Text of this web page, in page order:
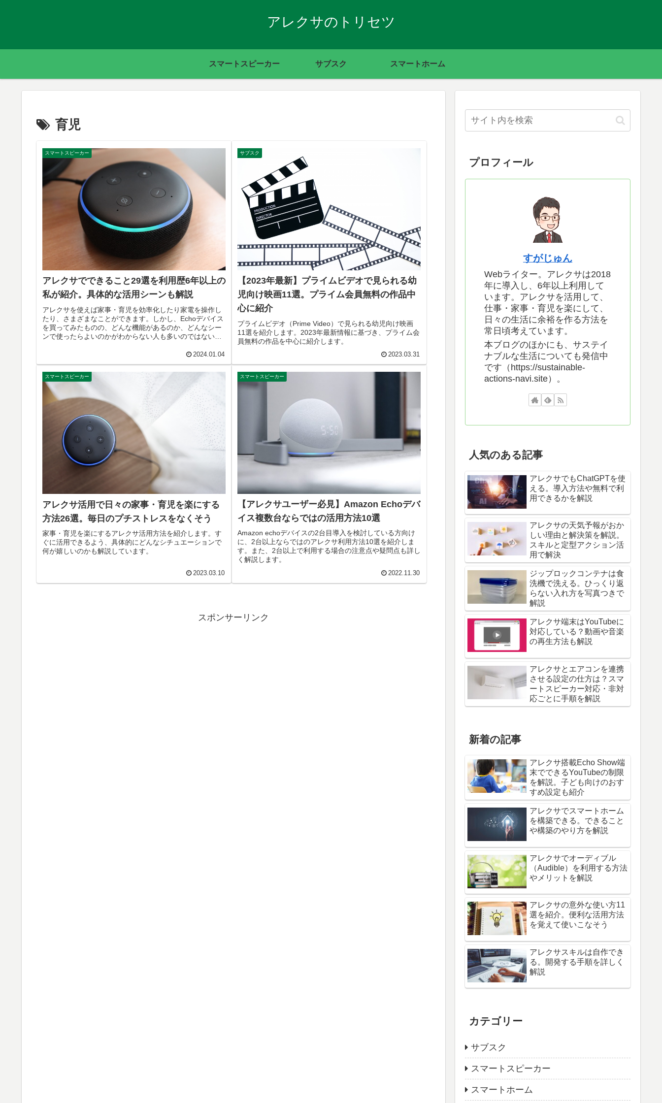
アレクサのトリセツ
スマートスピーカー サブスク スマートホーム
育児
スマートスピーカー
アレクサでできること29選を利用歴6年以上の
私が紹介。具体的な活用シーンも解説
アレクサを使えば家事・育児を効率化したり家電を操作し
たり、さまざまなことができます。しかし、Echoデバイス
を買ってみたものの、どんな機能があるのか、どんなシー
ンで使ったらよいのかがわからない人も多いのではないで
2024.01.04
サブスク
【2023年最新】プライムビデオで見られる幼
児向け映画11選。プライム会員無料の作品中
心に紹介
プライムビデオ（Prime Video）で見られる幼児向け映画
11選を紹介します。2023年最新情報に基づき、プライム会
員無料の作品を中心に紹介します。
2023.03.31
スマートスピーカー
アレクサ活用で日々の家事・育児を楽にする
方法26選。毎日のプチストレスをなくそう
家事・育児を楽にするアレクサ活用方法を紹介します。す
ぐに活用できるよう、具体的にどんなシチュエーションで
何が嬉しいのかも解説しています。
2023.03.10
スマートスピーカー
【アレクサユーザー必見】Amazon Echoデバ
イス複数台ならではの活用方法10選
Amazon echoデバイスの2台目導入を検討している方向け
に、2台以上ならではのアレクサ利用方法10選を紹介しま
す。また、2台以上で利用する場合の注意点や疑問点も詳し
く解説します。
2022.11.30
スポンサーリンク
プロフィール
すがじゅん
Webライター。アレクサは2018
年に導入し、6年以上利用して
います。アレクサを活用して、
仕事・家事・育児を楽にして、
日々の生活に余裕を作る方法を
常日頃考えています。
本ブログのほかにも、サステイ
ナブルな生活についても発信中
です（https://sustainable-
actions-navi.site）。
人気のある記事
アレクサでもChatGPTを使
える。導入方法や無料で利
用できるかを解説
アレクサの天気予報がおか
しい理由と解決策を解説。
スキルと定型アクション活
用で解決
ジップロックコンテナは食
洗機で洗える。ひっくり返
らない入れ方を写真つきで
解説
アレクサ端末はYouTubeに
対応している？動画や音楽
の再生方法も解説
アレクサとエアコンを連携
させる設定の仕方は？スマ
ートスピーカー対応・非対
応ごとに手順を解説
新着の記事
アレクサ搭載Echo Show端
末でできるYouTubeの制限
を解説。子ども向けのおす
すめ設定も紹介
アレクサでスマートホーム
を構築できる。できること
や構築のやり方を解説
アレクサでオーディブル
（Audible）を利用する方法
やメリットを解説
アレクサの意外な使い方11
選を紹介。便利な活用方法
を覚えて使いこなそう
アレクサスキルは自作でき
る。開発する手順を詳しく
解説
カテゴリー
サブスク
スマートスピーカー
スマートホーム